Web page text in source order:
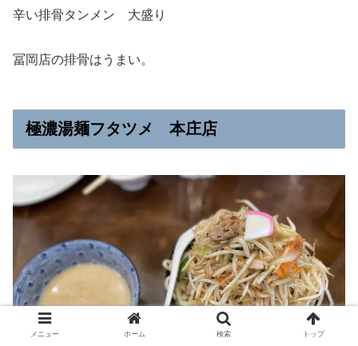
辛い排骨タンメン 大盛り
冨岡店の排骨はうまい。
極濃湯麺フタツメ 本庄店
メニュー ホーム 検索 トップ